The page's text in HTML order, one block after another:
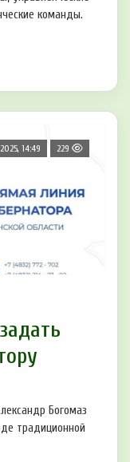
команды.
14:49 229
Богомаз
традиционной